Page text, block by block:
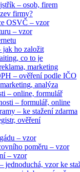
– osob, firem
firmy?
OSVČ – vzor
– vzor
jak ho založit
co to je
marketing
– ověření podle IČO
analýza
– online, formulář
– formulář, online
– ke stažení zdarma
ověření
– vzor
poměru – vzor
– vzor
jednoduchá, vzor ke